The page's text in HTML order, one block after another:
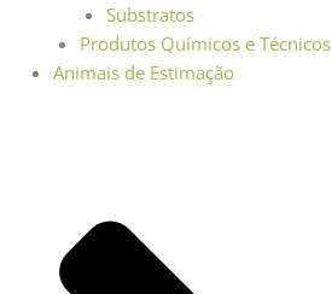
Substratos
Produtos Químicos e Técnicos
Animais de Estimação